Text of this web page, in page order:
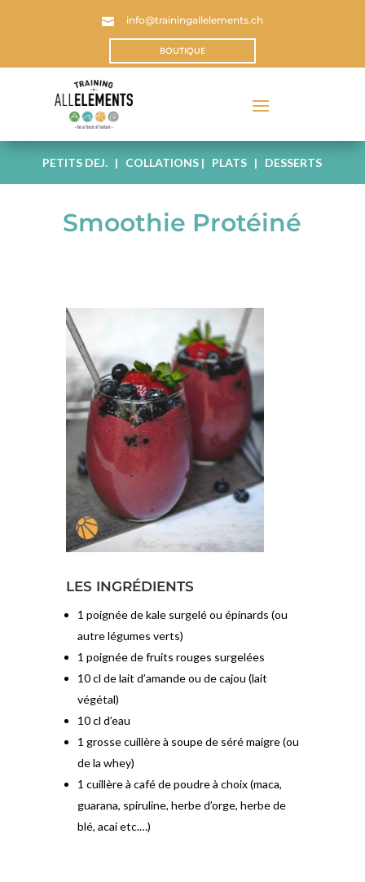
 info@trainingallelements.ch
BOUTIQUE
PETITS DEJ. | COLLATIONS | PLATS | DESSERTS
Smoothie Protéiné
LES INGRÉDIENTS
1 poignée de kale surgelé ou épinards (ou
autre légumes verts)
1 poignée de fruits rouges surgelées
10 cl de lait d’amande ou de cajou (lait
végétal)
10 cl d’eau
1 grosse cuillère à soupe de séré maigre (ou
de la whey)
1 cuillère à café de poudre à choix (maca,
guarana, spiruline, herbe d’orge, herbe de
blé, acai etc.…)